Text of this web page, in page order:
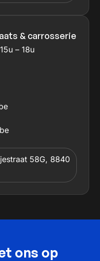
& carrosserie
– 18u
58G, 8840
ons op